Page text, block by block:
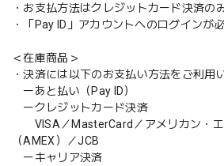
・お支払方法はクレジットカード決済の
・「Pay ID」アカウントへのログインが
＜在庫商品＞
・決済には以下のお支払い方法をご利用
ーあと払い（Pay ID）
ークレジットカード決済
VISA／MasterCard／アメリカン・エ
（AMEX）／JCB
ーキャリア決済